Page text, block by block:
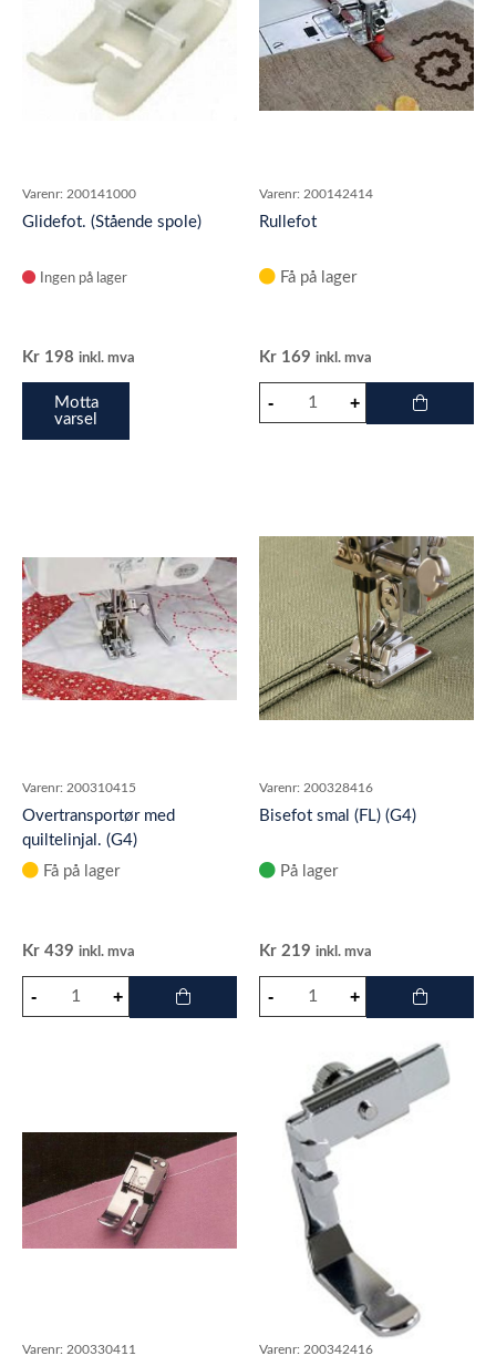
Varenr: 200141000
Glidefot. (Stående spole)
Ingen på lager
Kr 198 inkl. mva
Motta
varsel
Varenr: 200142414
Rullefot
Få på lager
Kr 169 inkl. mva
Varenr: 200310415
Overtransportør med
quiltelinjal. (G4)
Få på lager
Kr 439 inkl. mva
Varenr: 200328416
Bisefot smal (FL) (G4)
På lager
Kr 219 inkl. mva
Varenr: 200330411 Varenr: 200342416